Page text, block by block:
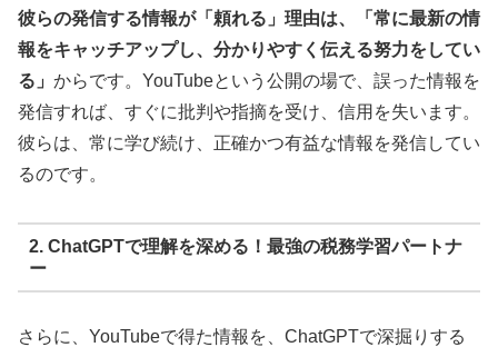
彼らの発信する情報が「頼れる」理由は、「常に最新の情
報をキャッチアップし、分かりやすく伝える努力をしてい
る」 からです。YouTubeという公開の場で、誤った情報を
発信すれば、すぐに批判や指摘を受け、信用を失います。
彼らは、常に学び続け、正確かつ有益な情報を発信してい
るのです。
2. ChatGPTで理解を深める！最強の税務学習パートナ
ー
さらに、YouTubeで得た情報を、ChatGPTで深掘りする